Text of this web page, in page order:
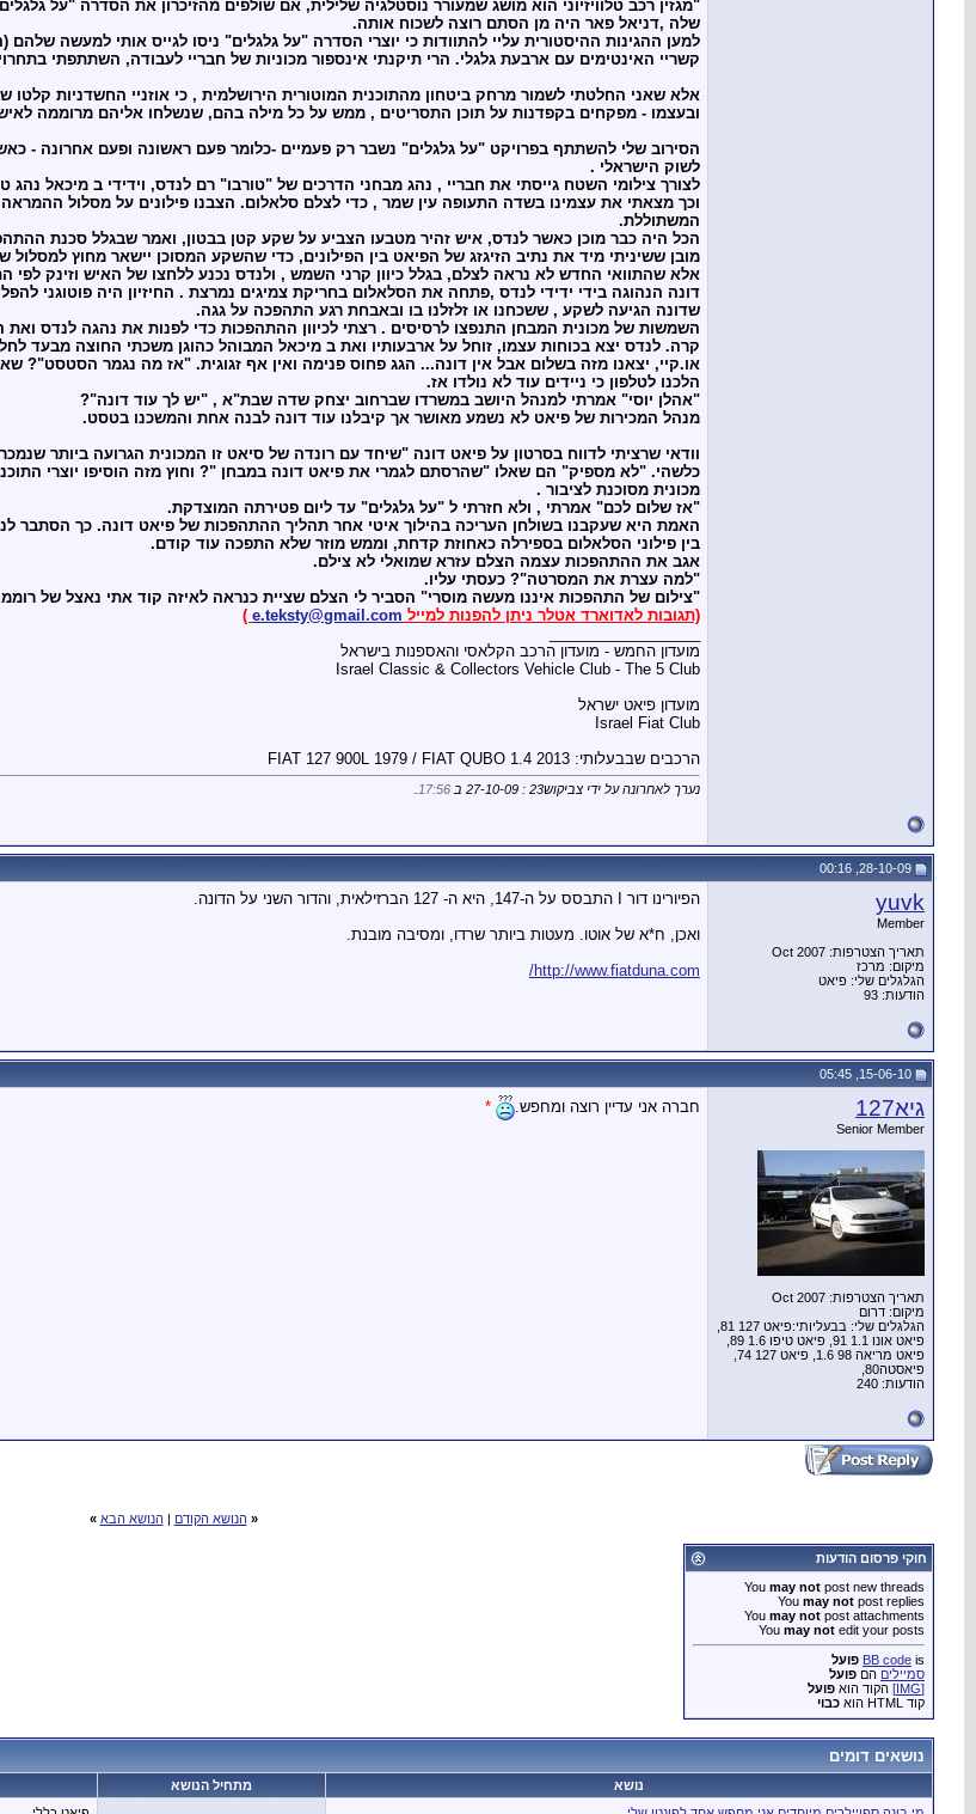
"מגזין רכב טלוויזיוני הוא מושג שמעורר נוסטלגיה שלילית, אם שולפים מהזיכרון את הסדרה "על
שלה ,דניאל פאר היה מן הסתם רוצה לשכוח אותה.
למען ההגינות ההיסטורית עליי להתוודות כי יוצרי הסדרה "על גלגלים" ניסו לגייס אותי למעשה
קשריי האינטימים עם ארבעת גלגלי. הרי תיקנתי אינספור מכוניות של חבריי לעבודה, השתתפתי
אלא שאני החלטתי לשמור מרחק ביטחון מהתוכנית המוטורית הירושלמית , כי אוזניי החשדניות
ובעצמו - מפקחים בקפדנות על תוכן התסריטים , ממש על כל מילה בהם, שנשלחו אליהם מרוממה
לשוק הישראלי .
לצורך צילומי השטח גייסתי את חבריי , נהג מבחני הדרכים של "טורבו" רם לנדס, וידידי ב מיכאל
וכך מצאתי את עצמינו בשדה התעופה עין שמר , כדי לצלם סלאלום. הצבנו פילונים על מסלול
המשתוללת.
הכל היה כבר מוכן כאשר לנדס, איש זהיר מטבעו הצביע על שקע קטן בבטון, ואמר שבגלל סכנת
מובן ששיניתי מיד את נתיב הזיגזג של הפיאט בין הפילונים, כדי שהשקע המסוכן יישאר מחוץ למסלול
אלא שהתוואי החדש לא נראה לצלם, בגלל כיוון קרני השמש , ולנדס נכנע ללחצו של האיש וזינק לפי
דונה הנהוגה בידי ידידי לנדס ,פתחה את הסלאלום בחריקת צמיגים נמרצת . החיזיון היה פוטוגני
שדונה הגיעה לשקע , ששכחנו או זלזלנו בו ובאבחת רגע התהפכה על גגה.
השמשות של מכונית המבחן התנפצו לרסיסים . רצתי לכיוון ההתהפכות כדי לפנות את נהגה לנדס
קרה. לנדס יצא בכוחות עצמו, זוחל על ארבעותיו ואת ב מיכאל המבוהל כהוגן משכתי החוצה מבעד
או.קיי, יצאנו מזה בשלום אבל אין דונה... הגג פחוס פנימה ואין אף זגוגית. "אז מה נגמר הסטסט"?
הלכנו לטלפון כי ניידים עוד לא נולדו אז.
"אהלן יוסי" אמרתי למנהל היושב במשרדו שברחוב יצחק שדה שבת"א , "יש לך עוד דונה"?
מנהל המכירות של פיאט לא נשמע מאושר אך קיבלנו עוד דונה לבנה אחת והמשכנו בטסט.
וודאי שרציתי לדווח בסרטון על פיאט דונה "שיחד עם רונדה של סיאט זו המכונית הגרועה ביותר
כלשהי. "לא מספיק" הם שאלו "שהרסתם לגמרי את פיאט דונה במבחן "? וחוץ מזה הוסיפו יוצרי
מכונית מסוכנת לציבור .
"אז שלום לכם" אמרתי , ולא חזרתי ל "על גלגלים" עד ליום פטירתה המוצדקת.
האמת היא שעקבנו בשולחן העריכה בהילוך איטי אחר תהליך ההתהפכות של פיאט דונה. כך הסתבר
בין פילוני הסלאלום בספירלה כאחוזת קדחת, וממש מוזר שלא התפכה עוד קודם.
אגב את ההתהפכות עצמה הצלם עזרא שמואלי לא צילם.
"למה עצרת את המסרטה"? כעסתי עליו.
"צילום של התהפכות איננו מעשה מוסרי" הסביר לי הצלם שציית כנראה לאיזה קוד אתי נאצל של
(תגובות לאדוארד אטלר ניתן להפנות למייל e.teksty@gmail.com
)
מועדון החמש - מועדון הרכב הקלאסי והאספנות בישראל
Israel Classic & Collectors Vehicle Club - The 5 Club
מועדון פיאט ישראל
Israel Fiat Club
הרכבים שבבעלותי: FIAT 127 900L 1979 / FIAT QUBO 1.4 2013
נערך לאחרונה על ידי צביקוש23 : 27-10-09 ב 17:56
yuvk
Member
תאריך הצטרפות: Oct 2007
מיקום: מרכז
הגלגלים שלי: פיאט
הודעות: 93
הפיורינו דור I התבסס על ה-147, היא ה- 127 הברזילאית, והדור השני על הדונה.
ואכן, ח*א של אוטו. מעטות ביותר שרדו, ומסיבה מובנת.
http://www.fiatduna.com/
גיא127
Senior Member
תאריך הצטרפות: Oct 2007
מיקום: דרום
פיאסטה80,
הודעות: 240
חברה אני עדיין רוצה ומחפש. *
« הנושא הקודם | הנושא הבא »
חוקי פרסום הודעות
You may not post new threads
You may not post replies
You may not post attachments
You may not edit your posts
BB code is
פועל
סמיילים הם פועל
[IMG]
הקוד הוא פועל
קוד HTML הוא
כבוי
נושאים דומים
נושא מתחיל הנושא